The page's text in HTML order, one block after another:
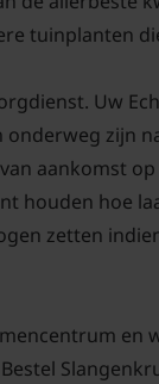
tuinplanten
Uw
zijn
aankomst
houden hoe
zetten
en